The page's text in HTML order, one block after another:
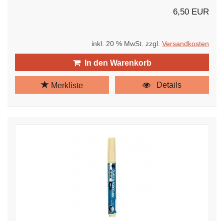
6,50 EUR
inkl. 20 % MwSt. zzgl. Versandkosten
In den Warenkorb
Merkliste Details